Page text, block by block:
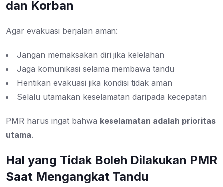
dan Korban
Agar evakuasi berjalan aman:
Jangan memaksakan diri jika kelelahan
Jaga komunikasi selama membawa tandu
Hentikan evakuasi jika kondisi tidak aman
Selalu utamakan keselamatan daripada kecepatan
PMR harus ingat bahwa keselamatan adalah prioritas
utama.
Hal yang Tidak Boleh Dilakukan PMR
Saat Mengangkat Tandu